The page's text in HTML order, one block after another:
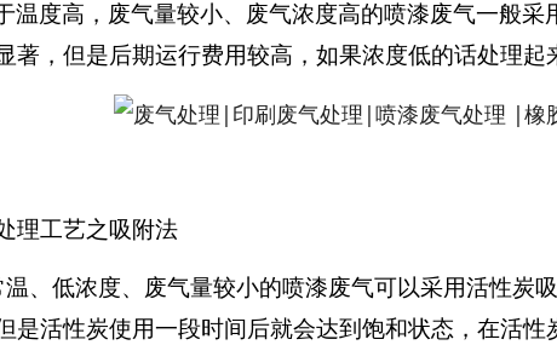
温度高，废气量较小、废气浓度高的喷漆废气一般
著，但是后期运行费用较高，如果浓度低的话处理起
理工艺之吸附法
、低浓度、废气量较小的喷漆废气可以采用活性炭
是活性炭使用一段时间后就会达到饱和状态，在活